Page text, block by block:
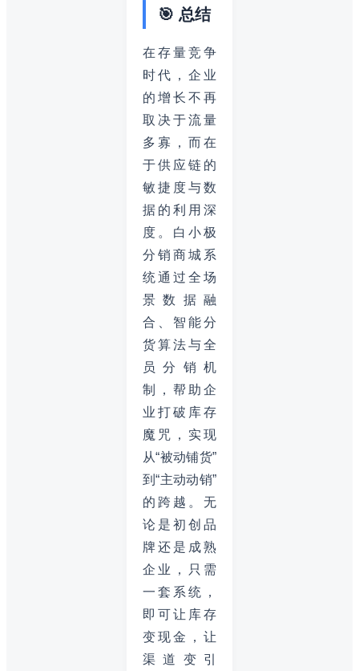
🎯 总结
在存量竞争
时代，企业
的增长不再
取决于流量
多寡，而在
于供应链的
敏捷度与数
据的利用深
度。白小极
分销商城系
统通过全场
景数据融
合、智能分
货算法与全
员分销机
制，帮助企
业打破库存
魔咒，实现
从“被动铺货”
到“主动动销”
的跨越。无
论是初创品
牌还是成熟
企业，只需
一套系统，
即可让库存
变现金，让
渠道变引